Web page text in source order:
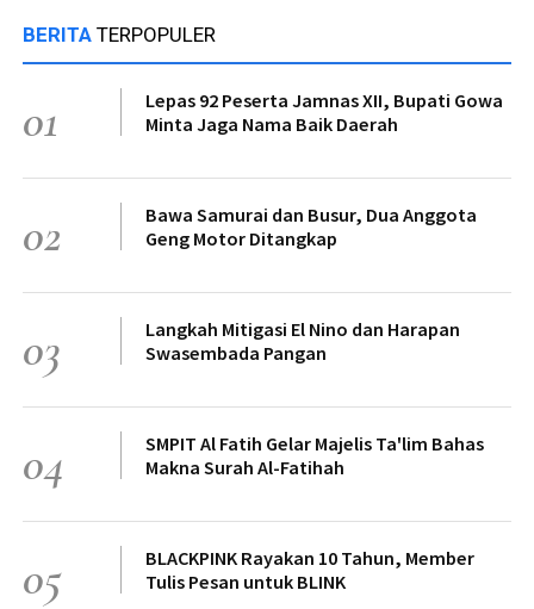
BERITA TERPOPULER
01
Lepas 92 Peserta Jamnas XII, Bupati Gowa
Minta Jaga Nama Baik Daerah
02
Bawa Samurai dan Busur, Dua Anggota
Geng Motor Ditangkap
03
Langkah Mitigasi El Nino dan Harapan
Swasembada Pangan
04
SMPIT Al Fatih Gelar Majelis Ta'lim Bahas
Makna Surah Al-Fatihah
05
BLACKPINK Rayakan 10 Tahun, Member
Tulis Pesan untuk BLINK